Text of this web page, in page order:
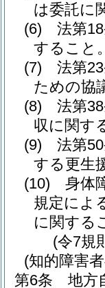
は委託に
(6)
法第
すること
(7)
法第
ための協
(8)
法第
収に関す
(9)
法第
する更生
(10)
身体
規定によ
に関する
(令7規
(知的障害
第6条
地方